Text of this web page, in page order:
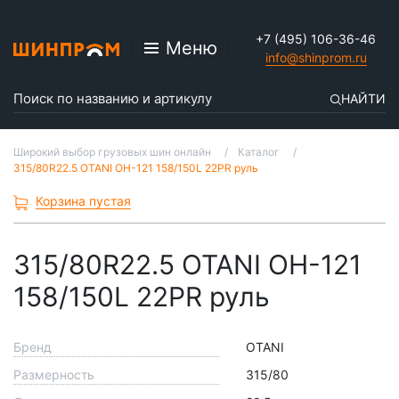
Меню
+7 (495) 106-36-46
info@shinprom.ru
НАЙТИ
Широкий выбор грузовых шин онлайн
Каталог
315/80R22.5 OTANI OH-121 158/150L 22PR руль
Корзина пустая
315/80R22.5 OTANI OH-121
158/150L 22PR руль
Бренд
OTANI
Размерность
315/80